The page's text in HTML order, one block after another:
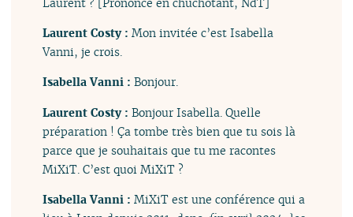
Laurent Costy :Mon invitée c’est Isabella
Vanni, je crois.
Isabella Vanni :Bonjour.
Laurent Costy :Bonjour Isabella. Quelle
préparation ! Ça tombe très bien que tu sois là
parce que je souhaitais que tu me racontes
MiXiT. C’est quoi MiXiT ?
Isabella Vanni :MiXiT est une conférence qui a